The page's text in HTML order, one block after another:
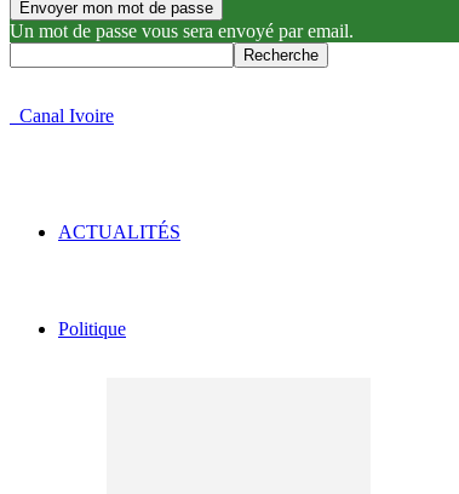
Un mot de passe vous sera envoyé par email.
Canal Ivoire
ACTUALITÉS
Politique